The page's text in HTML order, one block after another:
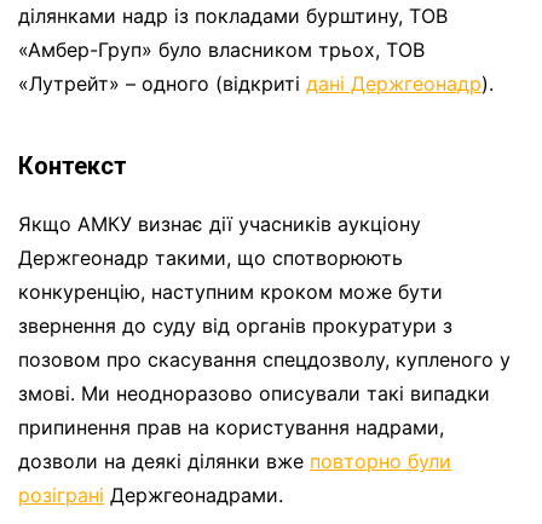
ділянками надр із покладами бурштину, ТОВ
«Амбер-Груп» було власником трьох, ТОВ
«Лутрейт» – одного (відкриті дані Держгеонадр).
Контекст
Якщо АМКУ визнає дії учасників аукціону
Держгеонадр такими, що спотворюють
конкуренцію, наступним кроком може бути
звернення до суду від органів прокуратури з
позовом про скасування спецдозволу, купленого у
змові. Ми неодноразово описували такі випадки
припинення прав на користування надрами,
дозволи на деякі ділянки вже повторно були
розіграні Держгеонадрами.